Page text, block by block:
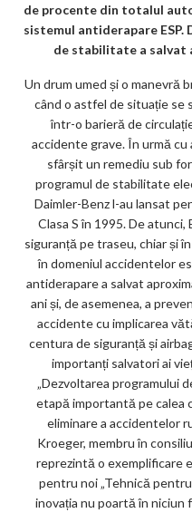
de procente din totalul
sistemul antiderapare ESP.
de stabilitate a salvat
Un drum umed și o manevră
când o astfel de situație se
într-o barieră de
accidente grave. În urmă
sfârșit un remediu sub
programul de stabilitate
Daimler-Benz l-au lansat
Clasa S în 1995. De
siguranță pe traseu, chiar și
în domeniul accidentelor
antiderapare a salvat
ani și, de asemenea, a
accidente cu implicarea
centura de siguranță și
importanți salvatori ai
„Dezvoltarea programului
etapă importantă pe calea
eliminare a accidentelor
Kroeger, membru în
reprezintă o exemplificare
pentru noi „Tehnică
inovația nu poartă în niciun